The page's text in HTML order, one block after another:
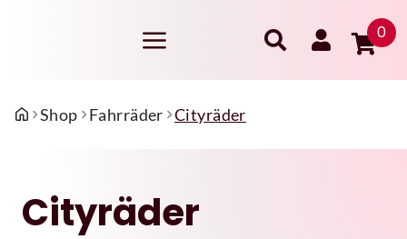
0
Shop Fahrräder Cityräder
Cityräder